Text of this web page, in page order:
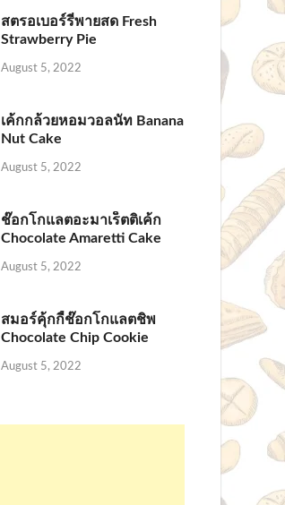
สตรอเบอร์รี่พายสด Fresh
Strawberry Pie
August 5, 2022
เค้กกล้วยหอมวอลนัท Banana
Nut Cake
August 5, 2022
ช๊อกโกแลตอะมาเร็ตติเค้ก
Chocolate Amaretti Cake
August 5, 2022
สมอร์คุ้กกี้ช๊อกโกแลตชิพ
Chocolate Chip Cookie
August 5, 2022